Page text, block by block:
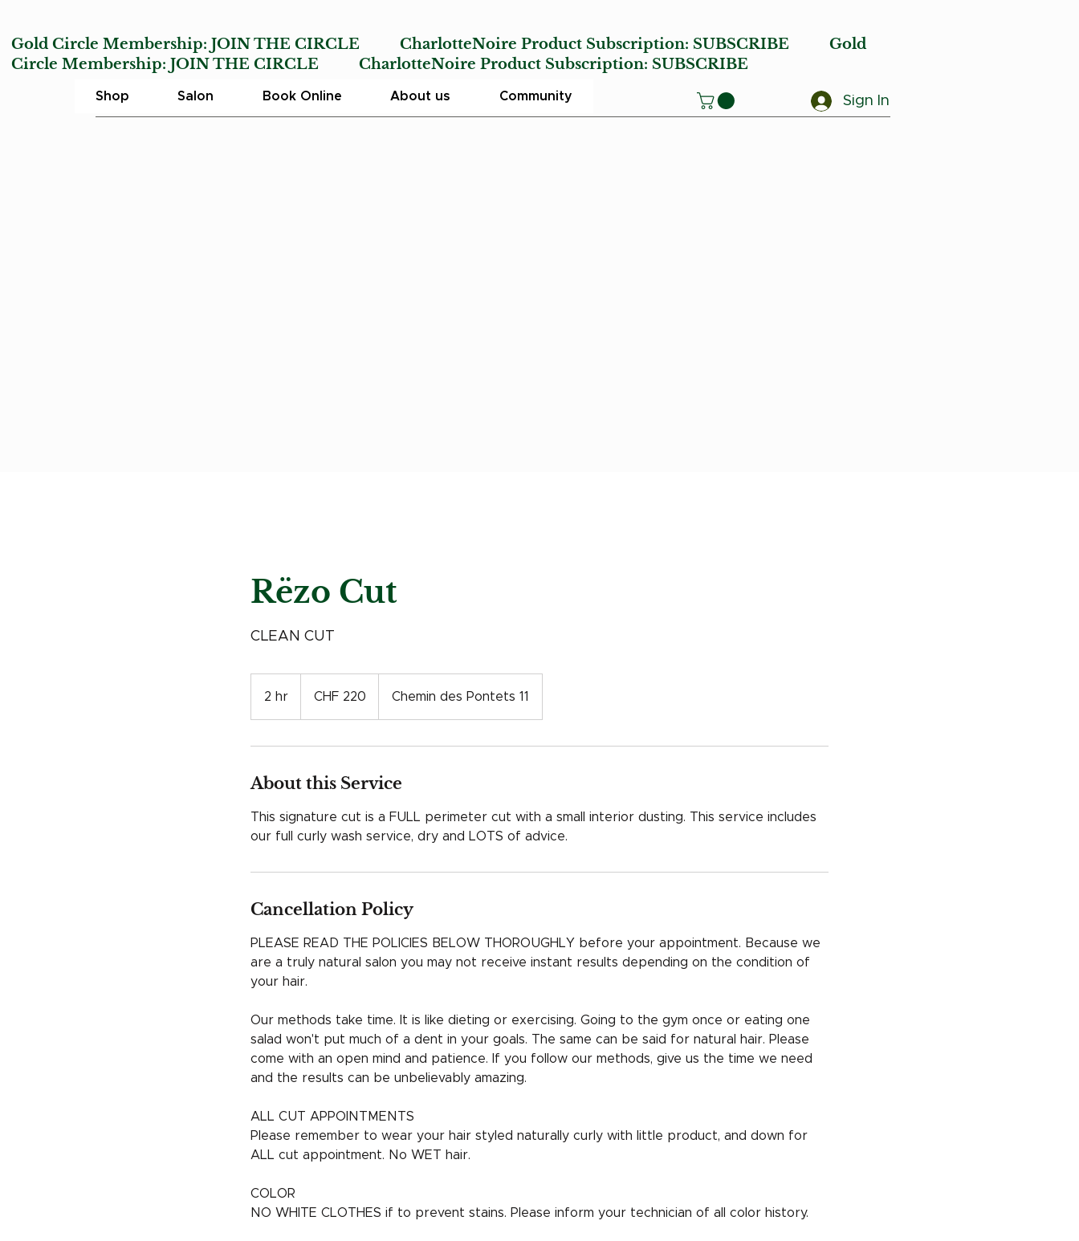
Gold Circle Membership:JOIN THE CIRCLE CharlotteNoire Product Subscription: SUBSCRIBE
Gold
Circle Membership:JOIN THE CIRCLE CharlotteNoire Product Subscription: SUBSCRIBE
Shop Salon Book Online About us Community Sign In
Rëzo Cut
CLEAN CUT
2 hr
francsCHF 220 Chemin des Pontets 11
About this Service
This signature cut is a FULL perimeter cut with a small interior dusting. This service includes
Cancellation Policy
PLEASE READ THE POLICIES BELOW THOROUGHLY before your appointment. Because we
are a truly natural salon you may not receive instant results depending on the condition of
your hair.
Our methods take time. It is like dieting or exercising. Going to the gym once or eating one
salad won't put much of a dent in your goals. The same can be said for natural hair. Please
come with an open mind and patience. If you follow our methods, give us the time we need
and the results can be unbelievably amazing.
ALL CUT APPOINTMENTS
Please remember to wear your hair styled naturally curly with little product, and down for
ALL cut appointment. No WET hair.
COLOR
NO WHITE CLOTHES if to prevent stains. Please inform your technician of all color history.